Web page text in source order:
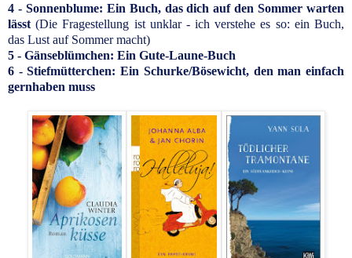
4 - Sonnenblume: Ein Buch, das dich auf den Sommer warten
lässt(Die Fragestellung ist unklar - ich verstehe es so: ein Buch,
das Lust auf Sommer macht)
5 - Gänseblümchen: Ein Gute-Laune-Buch
6 - Stiefmütterchen: Ein Schurke/Bösewicht, den man einfach
gernhaben muss